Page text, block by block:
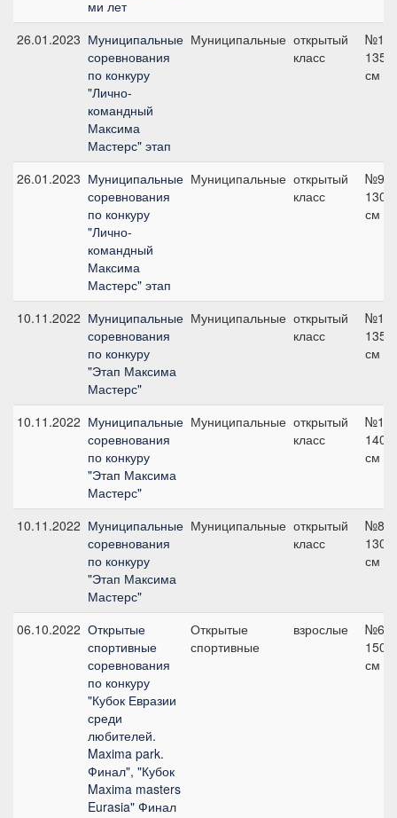
ми лет
26.01.2023 Муниципальные
соревнования
по конкуру
"Лично-
командный
Максима
Мастерс" этап
Муниципальные открытый
класс
№12,
135
см
26.01.2023 Муниципальные
соревнования
по конкуру
"Лично-
командный
Максима
Мастерс" этап
Муниципальные открытый
класс
№9,
130
см
10.11.2022 Муниципальные
соревнования
по конкуру
"Этап Максима
Мастерс"
Муниципальные открытый
класс
№12,
135
см
10.11.2022 Муниципальные
соревнования
по конкуру
"Этап Максима
Мастерс"
Муниципальные открытый
класс
№15,
140
см
10.11.2022 Муниципальные
соревнования
по конкуру
"Этап Максима
Мастерс"
Муниципальные открытый
класс
№8,
130
см
06.10.2022 Открытые
спортивные
соревнования
по конкуру
"Кубок Евразии
среди
любителей.
Maxima park.
Финал", "Кубок
Maxima masters
Eurasia" Финал
Открытые
спортивные
взрослые
№6,
150
см